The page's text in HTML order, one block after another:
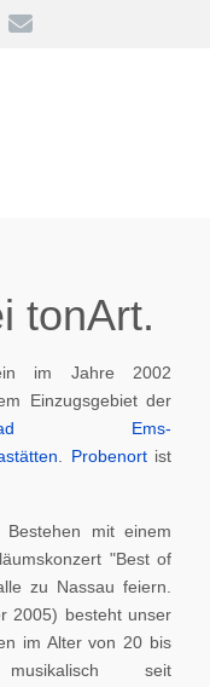
tonArt.
im Jahre 2002
Einzugsgebiet der
Ems-
Probenortist
mit einem
"Best of
zu Nassau feiern.
2005) besteht unser
im Alter von 20 bis
seit